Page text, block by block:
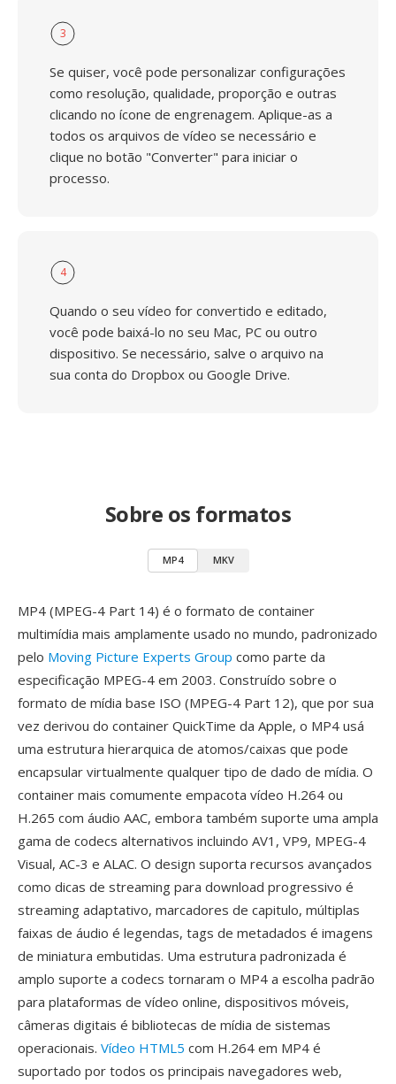
3
Se quiser, você pode personalizar configurações
como resolução, qualidade, proporção e outras
clicando no ícone de engrenagem. Aplique-as a
todos os arquivos de vídeo se necessário e
clique no botão "Converter" para iniciar o
processo.
4
Quando o seu vídeo for convertido e editado,
você pode baixá-lo no seu Mac, PC ou outro
dispositivo. Se necessário, salve o arquivo na
sua conta do Dropbox ou Google Drive.
Sobre os formatos
MP4 MKV
MP4 (MPEG-4 Part 14) é o formato de container
multimídia mais amplamente usado no mundo, padronizado
pelo Moving Picture Experts Group como parte da
especificação MPEG-4 em 2003. Construído sobre o
formato de mídia base ISO (MPEG-4 Part 12), que por sua
vez derivou do container QuickTime da Apple, o MP4 usá
uma estrutura hierarquica de atomos/caixas que pode
encapsular virtualmente qualquer tipo de dado de mídia. O
container mais comumente empacota vídeo H.264 ou
H.265 com áudio AAC, embora também suporte uma ampla
gama de codecs alternativos incluindo AV1, VP9, MPEG-4
Visual, AC-3 e ALAC. O design suporta recursos avançados
como dicas de streaming para download progressivo é
streaming adaptativo, marcadores de capitulo, múltiplas
faixas de áudio é legendas, tags de metadados é imagens
de miniatura embutidas. Uma estrutura padronizada é
amplo suporte a codecs tornaram o MP4 a escolha padrão
para plataformas de vídeo online, dispositivos móveis,
câmeras digitais é bibliotecas de mídia de sistemas
operacionais. Vídeo HTML5 com H.264 em MP4 é
suportado por todos os principais navegadores web,